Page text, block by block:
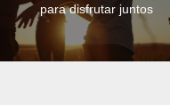
para disfrutar juntos